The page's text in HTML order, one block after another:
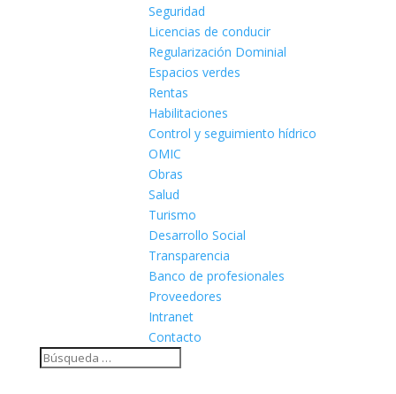
Seguridad
Licencias de conducir
Regularización Dominial
Espacios verdes
Rentas
Habilitaciones
Control y seguimiento hídrico
OMIC
Obras
Salud
Turismo
Desarrollo Social
Transparencia
Banco de profesionales
Proveedores
Intranet
Contacto